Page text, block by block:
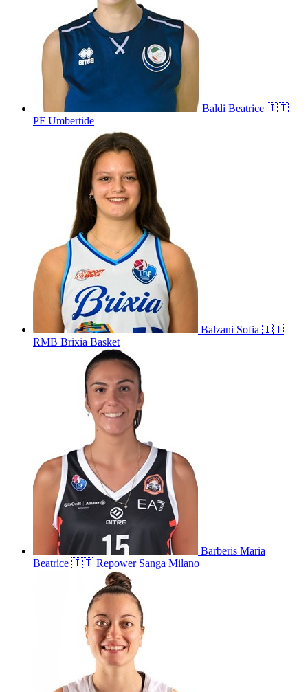
Baldi Beatrice 🇮🇹
PF Umbertide
Balzani Sofia 🇮🇹
RMB Brixia Basket
Barberis Maria
Beatrice 🇮🇹 Repower Sanga Milano